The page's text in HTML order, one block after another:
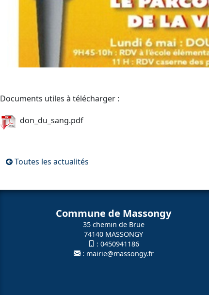
Documents utiles à télécharger :
don_du_sang.pdf
Toutes les actualités
Commune de Massongy
35 chemin de Brue
74140 MASSONGY
: 0450941186
: mairie@massongy.fr